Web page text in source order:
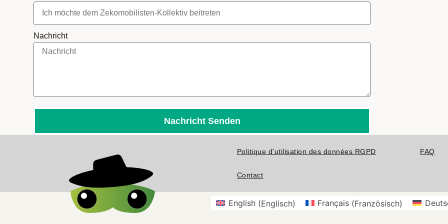
Nachricht
Nachricht Senden
Politique d'utilisation des données RGPD FAQ
Contact
English(Englisch) Français (Französisch)